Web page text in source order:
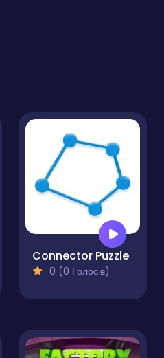
Connector Puzzle
0 (0 Голосів)